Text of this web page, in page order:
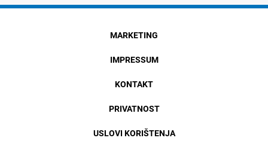
MARKETING
IMPRESSUM
KONTAKT
PRIVATNOST
USLOVI KORIŠTENJA